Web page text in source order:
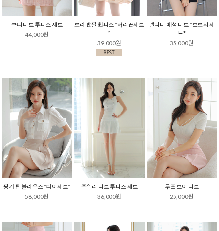
큐티 니트 투피스 세트
44,000원
로라 반팔 원피스 *허리끈세트
*
39,000원
멜라니 배색 니트 *브로치 세
트*
35,000원
핑거 팁 블라우스 *타이세트*
58,000원
쥬얼리 니트 투피스 세트
36,000원
루프 브이 니트
25,000원